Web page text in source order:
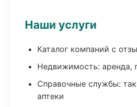
Наши услуги
Каталог компаний с
Недвижимость: аренда,
Справочные службы:
аптеки